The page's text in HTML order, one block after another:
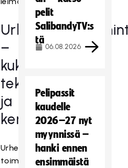
–
kuka
tekee
ja
kenelle?
Urheiluseurojen
toiminnan
pelit
SalibandyTV:s
tä
06.08.2026
Pelipassit
kaudelle
2026–27 nyt
myynnissä –
hanki ennen
ensimmäistä